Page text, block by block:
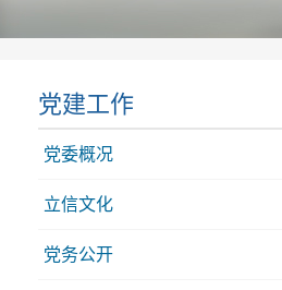
党建工作
党委概况
立信文化
党务公开